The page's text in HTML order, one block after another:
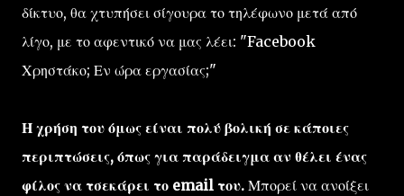
δίκτυο, θα χτυπήσει σίγουρα το τηλέφωνο μετά από
λίγο, με το αφεντικό να μας λέει: "Facebook
Χρηστάκο; Εν ώρα εργασίας;"
Η χρήση του όμως είναι πολύ βολική σε κάποιες
περιπτώσεις, όπως για παράδειγμα αν θέλει ένας
φίλος να τσεκάρει το email του. Μπορεί να ανοίξει